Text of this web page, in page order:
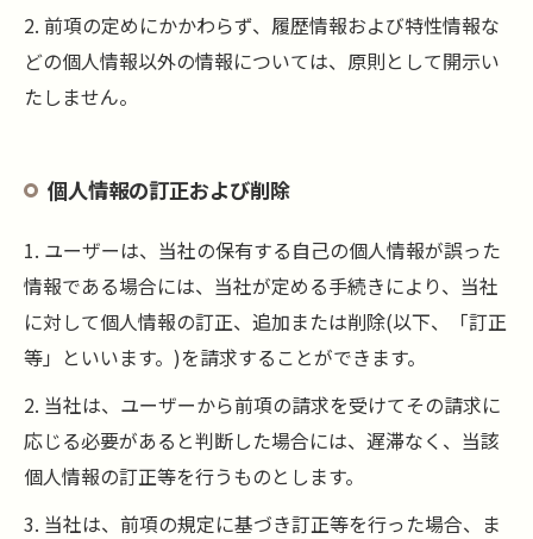
2. 前項の定めにかかわらず、履歴情報および特性情報な
どの個人情報以外の情報については、原則として開示い
たしません。
個人情報の訂正および削除
1. ユーザーは、当社の保有する自己の個人情報が誤った
情報である場合には、当社が定める手続きにより、当社
に対して個人情報の訂正、追加または削除(以下、「訂正
等」といいます。)を請求することができます。
2. 当社は、ユーザーから前項の請求を受けてその請求に
応じる必要があると判断した場合には、遅滞なく、当該
個人情報の訂正等を行うものとします。
3. 当社は、前項の規定に基づき訂正等を行った場合、ま